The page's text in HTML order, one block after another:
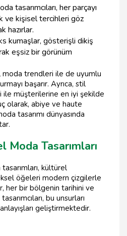
tasarımcıları, her parçayı
ve kişisel tercihleri göz
hazırlar.
kumaşlar, gösterişli dikiş
eşsiz bir görünüm
moda trendleri ile de uyumlu
başarır. Ayrıca, stil
ile müşterilerine en iyi şekilde
olarak, abiye ve haute
tasarımı dünyasında
Moda Tasarımları
kültürel
öğeleri modern çizgilerle
her bir bölgenin tarihini ve
bu unsurları
geliştirmektedir.